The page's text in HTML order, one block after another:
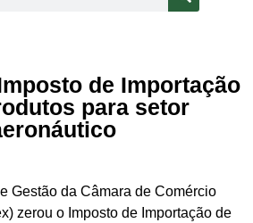
de Importação
para setor
Gestão da Câmara de Comércio
zerou o Imposto de Importação de